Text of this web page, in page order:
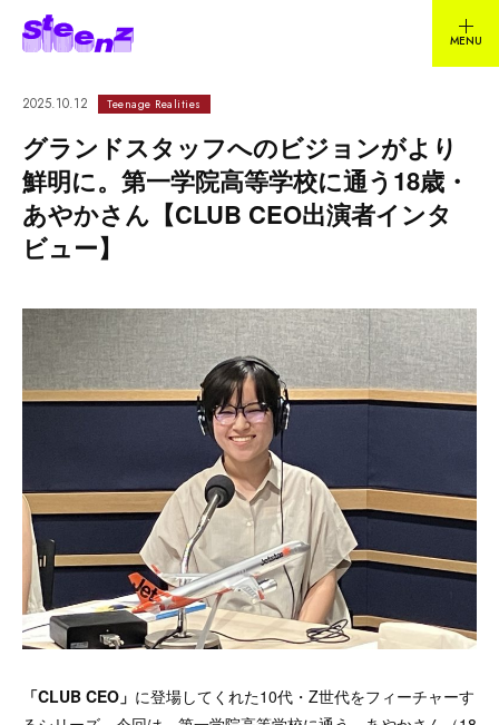
2025.10.12 Teenage Realities
グランドスタッフへのビジョンがより
鮮明に。第一学院高等学校に通う18歳・
あやかさん【CLUB CEO出演者インタ
ビュー】
「CLUB CEO 」 に登場してくれた10代・Z世代をフィーチャーす